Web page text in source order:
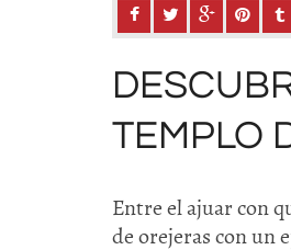
TEMPLO
Entre el ajuar con
de orejeras con un